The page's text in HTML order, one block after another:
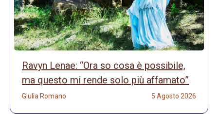
Ravyn Lenae: “Ora so cosa è possibile,
ma questo mi rende solo più affamato”
Giulia Romano 5 Agosto 2026